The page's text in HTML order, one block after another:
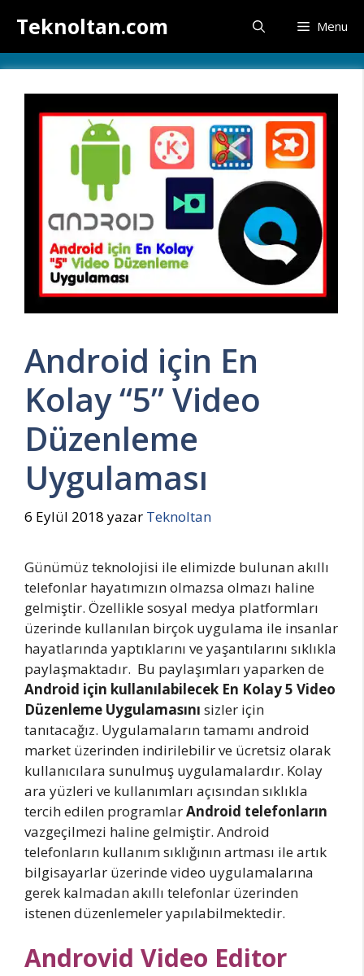
atlaTeknoltan.com Menu
Android için En
Kolay “5” Video
Düzenleme
Uygulaması
6 Eylül 2018 yazar Teknoltan
Günümüz teknolojisi ile elimizde bulunan akıllı
telefonlar hayatımızın olmazsa olmazı haline
gelmiştir. Özellikle sosyal medya platformları
üzerinde kullanılan birçok uygulama ile insanlar
hayatlarında yaptıklarını ve yaşantılarını sıklıkla
paylaşmaktadır. Bu paylaşımları yaparken de
Android için kullanılabilecek En Kolay 5 Video
Düzenleme Uygulamasını sizler için
tanıtacağız. Uygulamaların tamamı android
market üzerinden indirilebilir ve ücretsiz olarak
kullanıcılara sunulmuş uygulamalardır. Kolay
ara yüzleri ve kullanımları açısından sıklıkla
tercih edilen programlarAndroid telefonların
vazgeçilmezi haline gelmiştir. Android
telefonların kullanım sıklığının artması ile artık
bilgisayarlar üzerinde video uygulamalarına
gerek kalmadan akıllı telefonlar üzerinden
istenen düzenlemeler yapılabilmektedir.
Androvid Video Editor